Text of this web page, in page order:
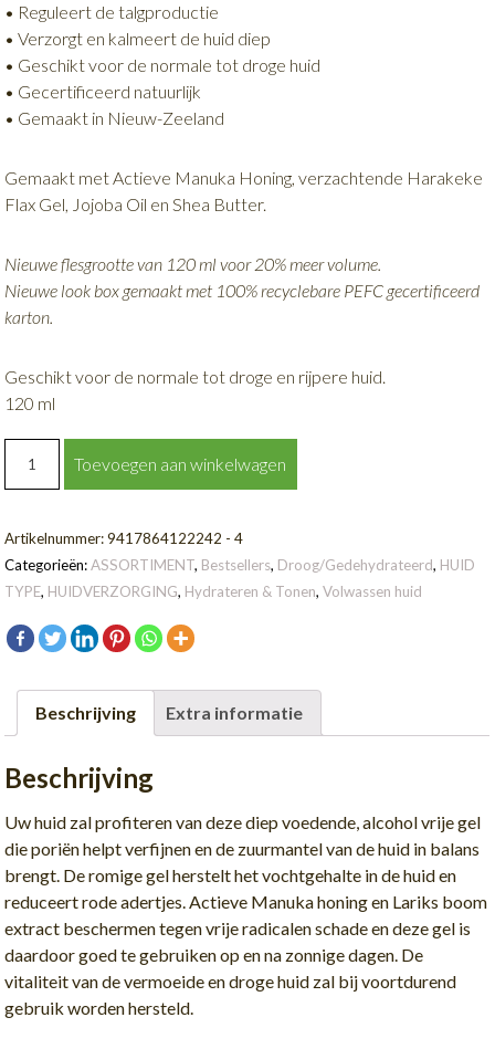
• Reguleert de talgproductie
• Verzorgt en kalmeert de huid diep
• Geschikt voor de normale tot droge huid
• Gecertificeerd natuurlijk
• Gemaakt in Nieuw-Zeeland
Gemaakt met Actieve Manuka Honing, verzachtende Harakeke
Flax Gel, Jojoba Oil en Shea Butter.
Nieuwe flesgrootte van 120 ml voor 20% meer volume.
Nieuwe look box gemaakt met 100% recyclebare PEFC gecertificeerd
karton.
Geschikt voor de normale tot droge en rijpere huid.
120 ml
HYDRATERENDE
GEL
|
EXTRA
TONING
aantal
Toevoegen aan winkelwagen
Artikelnummer:9417864122242 - 4
Categorieën:ASSORTIMENT, Bestsellers, Droog/Gedehydrateerd, HUID
TYPE, HUIDVERZORGING, Hydrateren & Tonen,Volwassen huid
Beschrijving Extra informatie
Beschrijving
Uw huid zal profiteren van deze diep voedende, alcohol vrije gel
die poriën helpt verfijnen en de zuurmantel van de huid in balans
brengt. De romige gel herstelt het vochtgehalte in de huid en
reduceert rode adertjes. Actieve Manuka honing en Lariks boom
extract beschermen tegen vrije radicalen schade en deze gel is
daardoor goed te gebruiken op en na zonnige dagen. De
vitaliteit van de vermoeide en droge huid zal bij voortdurend
gebruik worden hersteld.